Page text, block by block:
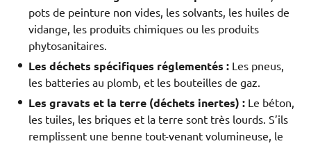
pots de peinture non vides, les solvants, les huiles de
vidange, les produits chimiques ou les produits
phytosanitaires.
Les déchets spécifiques réglementés : Les pneus,
les batteries au plomb, et les bouteilles de gaz.
Les gravats et la terre (déchets inertes) : Le béton,
les tuiles, les briques et la terre sont très lourds. S’ils
remplissent une benne tout-venant volumineuse, le